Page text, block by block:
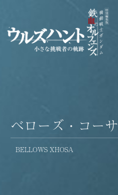
ベローズ・コーサ
BELLOWS XHOSA